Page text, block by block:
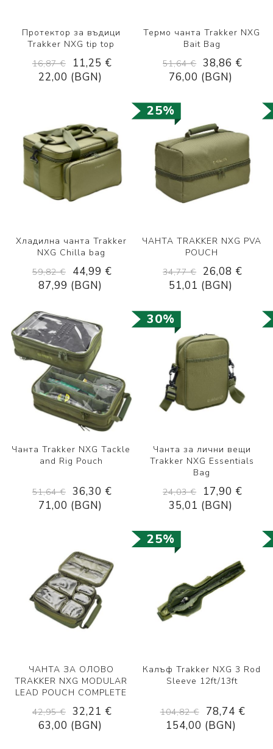
Протектор за въдици
Trakker NXG tip top
16,87 €
11,25 €
22,00 (BGN)
Термо чанта Trakker NXG
Bait Bag
51,64 € 38,86 €
76,00 (BGN)
25%
Хладилна чанта Trakker
NXG Chilla bag
59,82 €
44,99 €
87,99 (BGN)
ЧАНТА TRAKKER NXG PVA
POUCH
34,77 €
26,08 €
51,01 (BGN)
30%
Чанта Trakker NXG Tackle
and Rig Pouch
51,64 € 36,30 €
71,00 (BGN)
Чанта за лични вещи
Trakker NXG Essentials
Bag
24,03 €
17,90 €
35,01 (BGN)
25%
ЧАНТА ЗА ОЛОВО
TRAKKER NXG MODULAR
LEAD POUCH COMPLETE
42,95 € 32,21 €
63,00 (BGN)
Калъф Trakker NXG 3 Rod
Sleeve 12ft/13ft
104,82 €
78,74 €
154,00 (BGN)